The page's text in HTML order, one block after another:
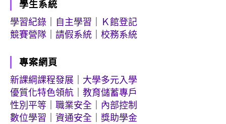
學生系統
學習紀錄
自主學習
Ｋ館登記
競賽營隊
請假系統 校務系統
專案網頁
新課綱課程發展
大學多元入學
優質化特色領航
教育儲蓄專戶
性別平等
職業安全
內部控制
數位學習
資通安全 獎助學金